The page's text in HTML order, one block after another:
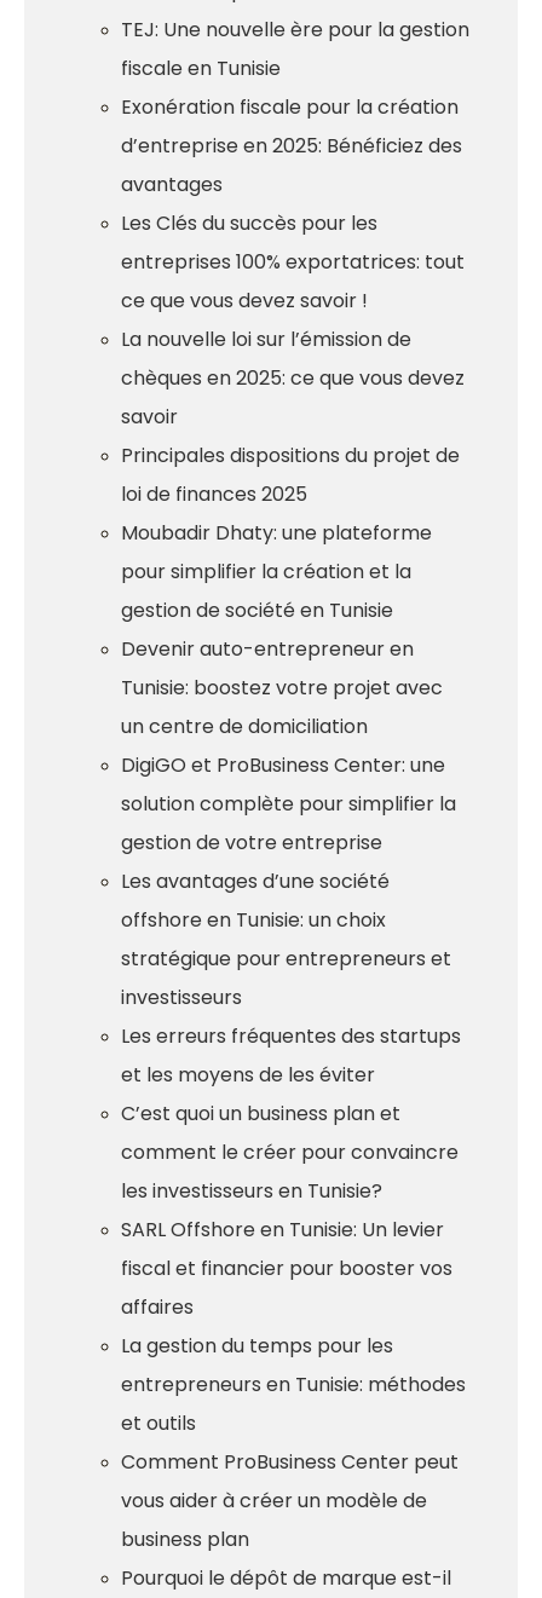
TEJ: Une nouvelle ère pour la gestion
fiscale en Tunisie
Exonération fiscale pour la création
d’entreprise en 2025: Bénéficiez des
avantages
Les Clés du succès pour les
entreprises 100% exportatrices: tout
ce que vous devez savoir !
La nouvelle loi sur l’émission de
chèques en 2025: ce que vous devez
savoir
Principales dispositions du projet de
loi de finances 2025
Moubadir Dhaty: une plateforme
pour simplifier la création et la
gestion de société en Tunisie
Devenir auto-entrepreneur en
Tunisie: boostez votre projet avec
un centre de domiciliation
DigiGO et ProBusiness Center: une
solution complète pour simplifier la
gestion de votre entreprise
Les avantages d’une société
offshore en Tunisie: un choix
stratégique pour entrepreneurs et
investisseurs
Les erreurs fréquentes des startups
et les moyens de les éviter
C’est quoi un business plan et
comment le créer pour convaincre
les investisseurs en Tunisie?
SARL Offshore en Tunisie: Un levier
fiscal et financier pour booster vos
affaires
La gestion du temps pour les
entrepreneurs en Tunisie: méthodes
et outils
Comment ProBusiness Center peut
vous aider à créer un modèle de
business plan
Pourquoi le dépôt de marque est-il